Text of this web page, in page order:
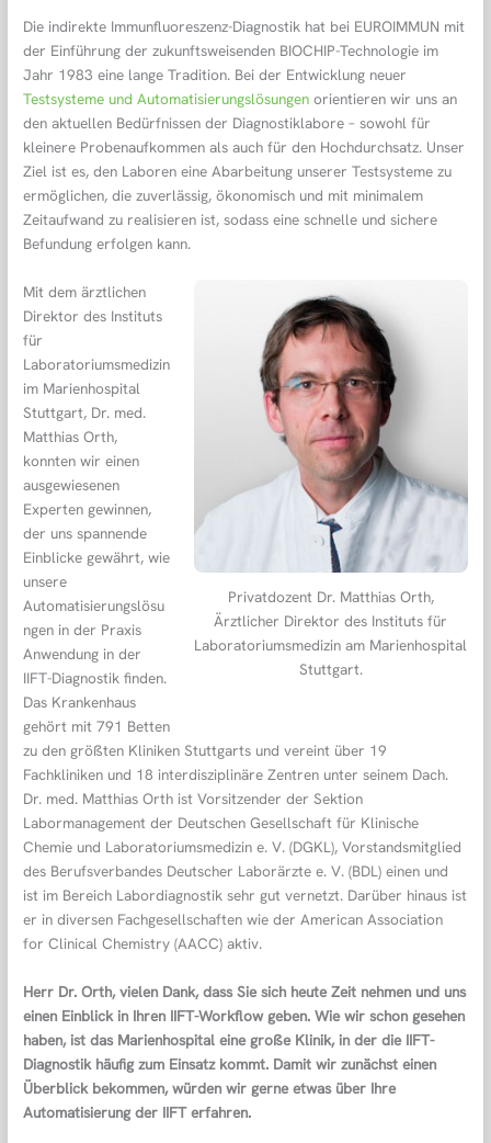
Die indirekte Immunfluoreszenz-Diagnostik hat bei EUROIMMUN mit
der Einführung der zukunftsweisenden BIOCHIP-Technologie im
Jahr 1983 eine lange Tradition. Bei der Entwicklung neuer
Testsysteme und Automatisierungslösungen orientieren wir uns an
den aktuellen Bedürfnissen der Diagnostiklabore – sowohl für
kleinere Probenaufkommen als auch für den Hochdurchsatz. Unser
Ziel ist es, den Laboren eine Abarbeitung unserer Testsysteme zu
ermöglichen, die zuverlässig, ökonomisch und mit minimalem
Zeitaufwand zu realisieren ist, sodass eine schnelle und sichere
Befundung erfolgen kann.
Privatdozent Dr. Matthias Orth,
Ärztlicher Direktor des Instituts für
Laboratoriumsmedizin am Marienhospital
Stuttgart.
Mit dem ärztlichen
Direktor des Instituts
für
Laboratoriumsmedizin
im Marienhospital
Stuttgart, Dr. med.
Matthias Orth,
konnten wir einen
ausgewiesenen
Experten gewinnen,
der uns spannende
Einblicke gewährt, wie
unsere
Automatisierungslösu
ngen in der Praxis
Anwendung in der
IIFT-Diagnostik finden.
Das Krankenhaus
gehört mit 791 Betten
zu den größten Kliniken Stuttgarts und vereint über 19
Fachkliniken und 18 interdisziplinäre Zentren unter seinem Dach.
Dr. med. Matthias Orth ist Vorsitzender der Sektion
Labormanagement der Deutschen Gesellschaft für Klinische
Chemie und Laboratoriumsmedizin e. V. (DGKL), Vorstandsmitglied
des Berufsverbandes Deutscher Laborärzte e. V. (BDL) einen und
ist im Bereich Labordiagnostik sehr gut vernetzt. Darüber hinaus ist
er in diversen Fachgesellschaften wie der American Association
for Clinical Chemistry (AACC) aktiv.
Herr Dr. Orth, vielen Dank, dass Sie sich heute Zeit nehmen und uns
einen Einblick in Ihren IIFT-Workflow geben.Wie wir schon gesehen
haben, ist das Marienhospital eine große Klinik, in der die IIFT-
Diagnostik häufig zum Einsatz kommt. Damit wir zunächst einen
Überblick bekommen, würden wir gerne etwas über Ihre
Automatisierung der IIFT erfahren.